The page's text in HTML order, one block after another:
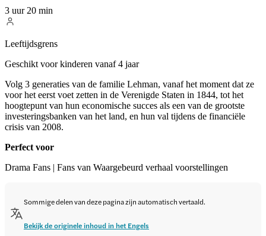
3 uur 20 min
Leeftijdsgrens
Geschikt voor kinderen vanaf 4 jaar
Volg 3 generaties van de familie Lehman, vanaf het moment dat ze
voor het eerst voet zetten in de Verenigde Staten in 1844, tot het
hoogtepunt van hun economische succes als een van de grootste
investeringsbanken van het land, en hun val tijdens de financiële
crisis van 2008.
Perfect voor
Drama Fans | Fans van Waargebeurd verhaal voorstellingen
Sommige delen van deze pagina zijn automatisch vertaald.
Bekijk de originele inhoud in het Engels